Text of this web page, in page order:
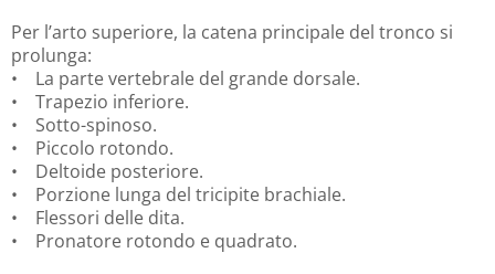
Per l’arto superiore, la catena principale del tronco si
prolunga:
• La parte vertebrale del grande dorsale.
• Trapezio inferiore.
• Sotto-spinoso.
• Piccolo rotondo.
• Deltoide posteriore.
• Porzione lunga del tricipite brachiale.
• Flessori delle dita.
• Pronatore rotondo e quadrato.